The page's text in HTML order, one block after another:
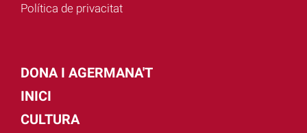
Política de privacitat
DONA I AGERMANA'T
INICI
CULTURA